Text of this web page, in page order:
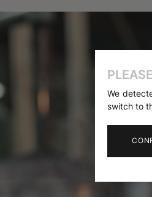
We
switch to